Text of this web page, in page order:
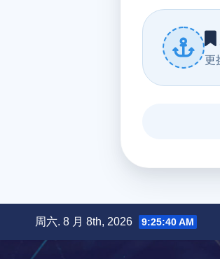
周六. 8 月 8th, 2026 9:25:41 AM